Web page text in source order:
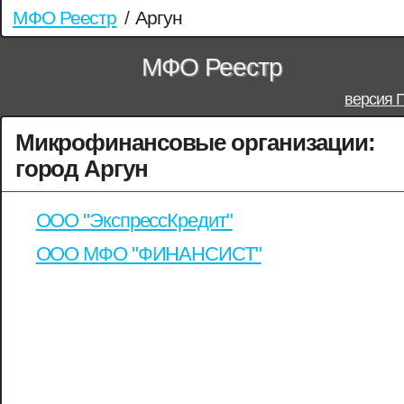
МФО Реестр / Аргун
МФО Реестр
версия
Микрофинансовые организации:
город Аргун
ООО "ЭкспрессКредит"
ООО МФО "ФИНАНСИСТ"